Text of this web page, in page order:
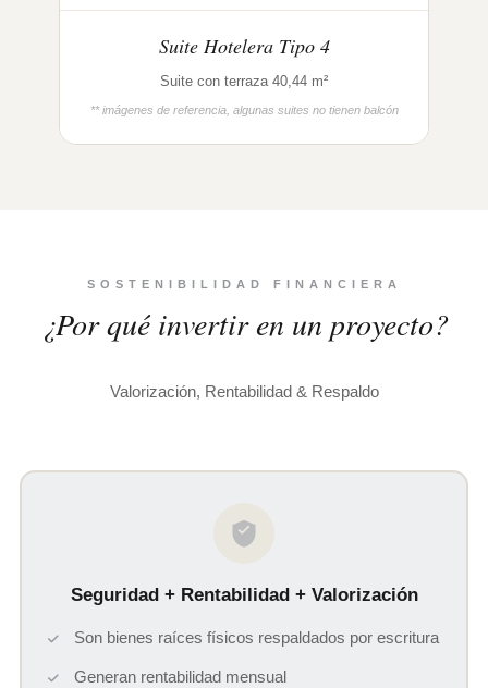
Suite Hotelera Tipo 4
Suite con terraza 40,44 m²
** imágenes de referencia, algunas suites no tienen balcón
SOSTENIBILIDAD FINANCIERA
¿Por qué invertir en un proyecto?
Valorización, Rentabilidad & Respaldo
Seguridad + Rentabilidad + Valorización
Son bienes raíces físicos respaldados por escritura
Generan rentabilidad mensual